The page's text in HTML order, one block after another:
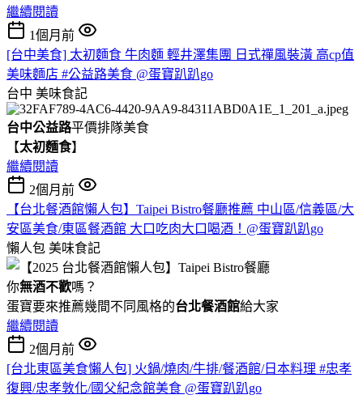
繼續閱讀
1個月前
[台中美食] 太初麵食 牛肉麵 輕井澤集團 日式禪風裝潢 高cp值
美味麵店 #公益路美食 @蛋寶趴趴go
台中 美味食記
台中公益路平價排隊美食
【太初麵食】
繼續閱讀
2個月前
【台北餐酒館懶人包】Taipei Bistro餐廳推薦 中山區/信義區/大
安區美食/東區餐酒館 大口吃肉大口喝酒！@蛋寶趴趴go
懶人包 美味食記
你無酒不歡嗎？
蛋寶要來推薦幾間不同風格的台北餐酒館給大家
繼續閱讀
2個月前
[台北東區美食懶人包] 火鍋/燒肉/牛排/餐酒館/日本料理 #忠孝
復興/忠孝敦化/國父紀念館美食 @蛋寶趴趴go